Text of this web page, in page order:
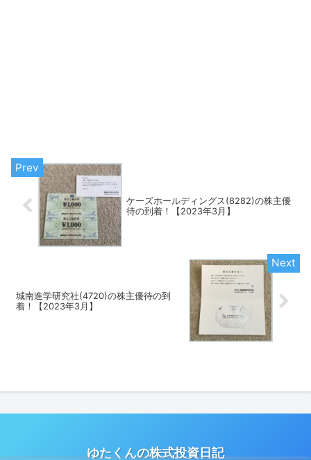
ケーズホールディングス(8282)の株主優
待の到着！【2023年3月】
城南進学研究社(4720)の株主優待の到
着！【2023年3月】
ゆたくんの株式投資日記